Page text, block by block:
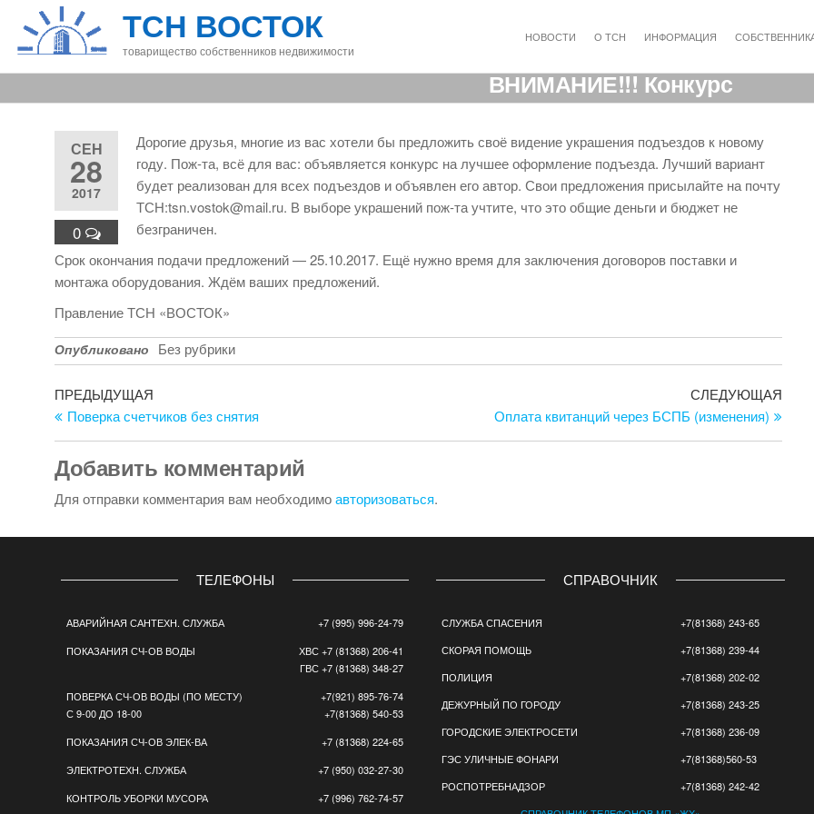
Перейти
содержимому
ТСН ВОСТОК
товарищество собственников недвижимости
НОВОСТИ О ТСН ИНФОРМАЦИЯ
ВНИМАНИЕ!!! Конкурс
СЕН
28
2017
0
Дорогие друзья, многие из вас хотели бы предложить своё видение украшения подъездов к новому
году. Пож-та, всё для вас: объявляется конкурс на лучшее оформление подъезда. Лучший вариант
будет реализован для всех подъездов и объявлен его автор. Свои предложения присылайте на почту
ТСН:tsn.vostok@mail.ru. В выборе украшений пож-та учтите, что это общие деньги и бюджет не
безграничен.
Срок окончания подачи предложений — 25.10.2017. Ещё нужно время для заключения договоров поставки и
монтажа оборудования. Ждём ваших предложений.
Правление ТСН «ВОСТОК»
Опубликовано Без рубрики
Навигация
по
записям
Предыдущая
запись
ПРЕДЫДУЩАЯ
Поверка счетчиков без снятия
СЛЕДУЮЩАЯ
Оплата квитанций через БСПБ (изменения)
Добавить комментарий
Для отправки комментария вам необходимоавторизоваться.
ТЕЛЕФОНЫ
АВАРИЙНАЯ САНТЕХН. СЛУЖБА
+7 (995) 996-24-79
ПОКАЗАНИЯ СЧ-ОВ ВОДЫ
ХВС +7 (81368) 206-41
ГВС +7 (81368) 348-27
ПОВЕРКА СЧ-ОВ ВОДЫ (ПО МЕСТУ)
С 9-00 ДО 18-00
+7(921) 895-76-74
+7(81368) 540-53
ПОКАЗАНИЯ СЧ-ОВ ЭЛЕК-ВА
+7 (81368) 224-65
ЭЛЕКТРОТЕХН. СЛУЖБА
+7 (950) 032-27-30
КОНТРОЛЬ УБОРКИ МУСОРА
+7 (996) 762-74-57
СПРАВОЧНИК
СЛУЖБА СПАСЕНИЯ
+7(81368) 243-65
СКОРАЯ ПОМОЩЬ
+7(81368) 239-44
ПОЛИЦИЯ
+7(81368) 202-02
ДЕЖУРНЫЙ ПО ГОРОДУ
+7(81368) 243-25
ГОРОДСКИЕ ЭЛЕКТРОСЕТИ
+7(81368) 236-09
ГЭС УЛИЧНЫЕ ФОНАРИ
+7(81368)560-53
РОСПОТРЕБНАДЗОР
+7(81368) 242-42